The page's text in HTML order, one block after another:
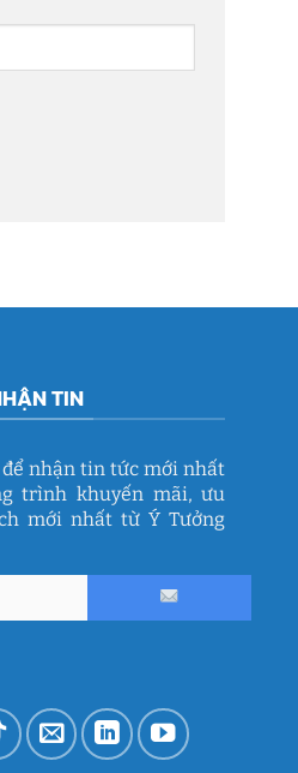
TIN
nhận tin tức mới nhất
trình khuyến mãi, ưu
mới nhất từ Ý Tưởng